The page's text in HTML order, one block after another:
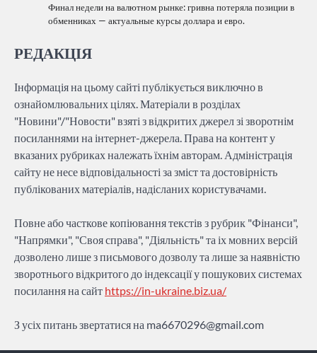
Финал недели на валютном рынке: гривна потеряла позиции в
обменниках — актуальные курсы доллара и евро.
РЕДАКЦІЯ
Інформація на цьому сайті публікується виключно в
ознайомлювальних цілях. Матеріали в розділах
"Новини"/"Новости" взяті з відкритих джерел зі зворотнім
посиланнями на інтернет-джерела. Права на контент у
вказаних рубриках належать їхнім авторам. Адміністрація
сайту не несе відповідальності за зміст та достовірність
публікованих матеріалів, надісланих користувачами.
Повне або часткове копіювання текстів з рубрик "Фінанси",
"Напрямки", "Своя справа", "Діяльність" та іх мовних версій
дозволено лише з письмового дозволу та лише за наявністю
зворотнього відкритого до індексації у пошукових системах
посилання на сайт https://in-ukraine.biz.ua/
З усіх питань звертатися на ma6670296@gmail.com